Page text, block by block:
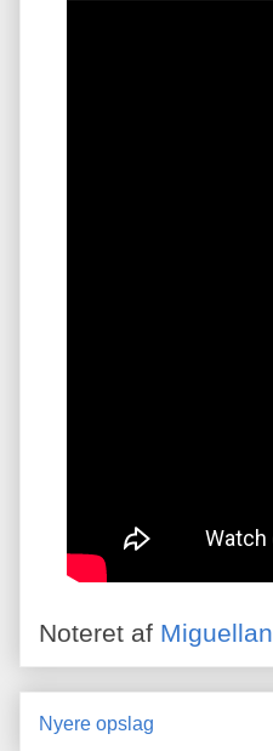
Noteret af Miguellan
Nyere opslag